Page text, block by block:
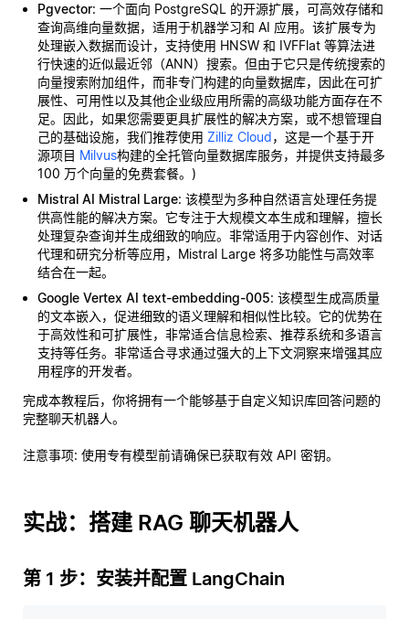
Pgvector: 一个面向 PostgreSQL 的开源扩展，可高效存储和
查询高维向量数据，适用于机器学习和 AI 应用。该扩展专为
处理嵌入数据而设计，支持使用 HNSW 和 IVFFlat 等算法进
行快速的近似最近邻（ANN）搜索。但由于它只是传统搜索的
向量搜索附加组件，而非专门构建的向量数据库，因此在可扩
展性、可用性以及其他企业级应用所需的高级功能方面存在不
足。因此，如果您需要更具扩展性的解决方案，或不想管理自
己的基础设施，我们推荐使用 Zilliz Cloud，这是一个基于开
源项目 Milvus构建的全托管向量数据库服务，并提供支持最多
100 万个向量的免费套餐。)
Mistral AI Mistral Large: 该模型为多种自然语言处理任务提
供高性能的解决方案。它专注于大规模文本生成和理解，擅长
处理复杂查询并生成细致的响应。非常适用于内容创作、对话
代理和研究分析等应用，Mistral Large 将多功能性与高效率
结合在一起。
Google Vertex AI text-embedding-005: 该模型生成高质量
的文本嵌入，促进细致的语义理解和相似性比较。它的优势在
于高效性和可扩展性，非常适合信息检索、推荐系统和多语言
支持等任务。非常适合寻求通过强大的上下文洞察来增强其应
用程序的开发者。
完成本教程后，你将拥有一个能够基于自定义知识库回答问题的
完整聊天机器人。
注意事项: 使用专有模型前请确保已获取有效 API 密钥。
实战：搭建 RAG 聊天机器人
第 1 步：安装并配置 LangChain